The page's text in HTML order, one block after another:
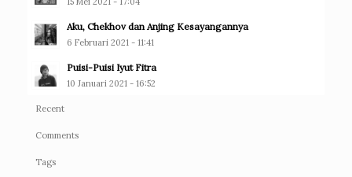
Aku, Chekhov dan Anjing Kesayangannya
6 Februari 2021 - 11:41
Puisi-Puisi Iyut Fitra
10 Januari 2021 - 16:52
Recent
Comments
Tags